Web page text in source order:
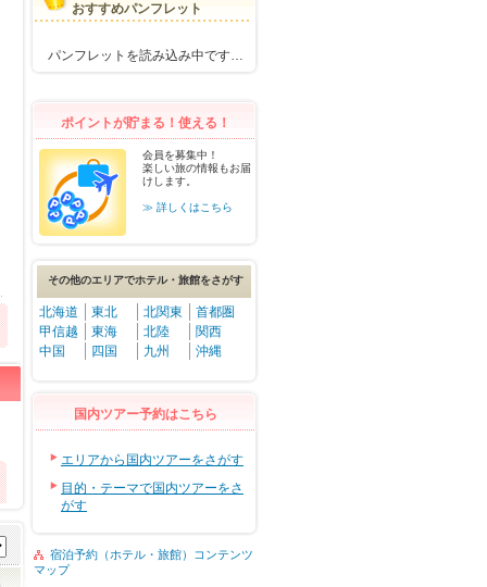
おすすめパンフレット
パンフレットを読み込み中です…
ポイントが貯まる！使える！
会員を募集中！
楽しい旅の情報もお届
けします。
≫ 詳しくはこちら
その他のエリアでホテル・旅館をさがす
北海道 東北 北関東
首都圏
甲信越
東海 北陸
関西
中国
四国 九州 沖縄
国内ツアー予約はこちら
エリアから国内ツアーをさがす
目的・テーマで国内ツアーをさ
がす
宿泊予約（ホテル・旅館）コンテンツ
マップ